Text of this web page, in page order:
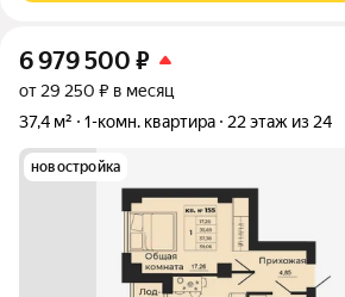
6 979 500 ₽
от 29 250 ₽ в месяц
37,4 м²
1-комн. квартира 22 этаж из 24
новостройка